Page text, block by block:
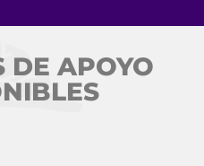
DE APOYO